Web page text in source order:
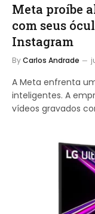
Meta proíbe
com seus
Instagram
ByCarlos Andrade
A Meta enfrenta
inteligentes. A
vídeos gravados